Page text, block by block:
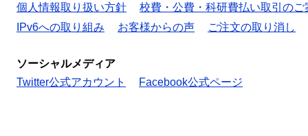
個人情報取り扱い方針
校費・公費・科研費払い取引のご
IPv6への取り組み
お客様からの声 ご注文の取り消し
ソーシャルメディア
Twitter公式アカウント
Facebook公式ページ